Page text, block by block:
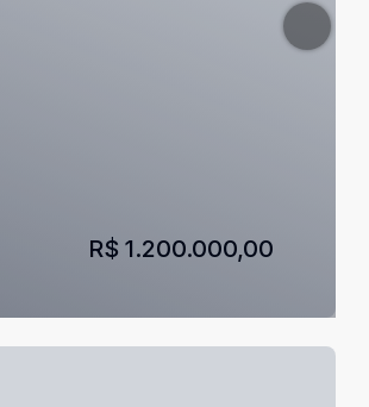
R$ 1.200.000,00